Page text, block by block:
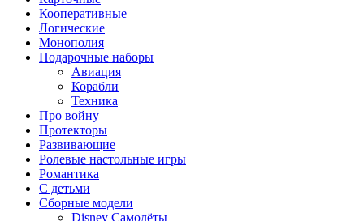
Кооперативные
Логические
Монополия
Подарочные наборы
Авиация
Корабли
Техника
Про войну
Протекторы
Развивающие
Ролевые настольные игры
Романтика
С детьми
Сборные модели
Disney Самолёты